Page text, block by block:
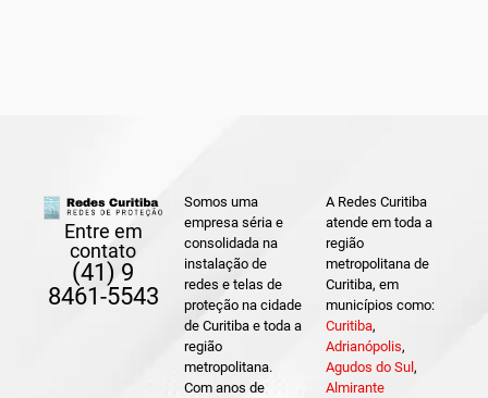
Entre em
contato
(41) 9
8461-5543
Somos uma
empresa séria e
consolidada na
instalação de
redes e telas de
proteção na cidade
de Curitiba e toda a
região
metropolitana.
Com anos de
A Redes Curitiba
atende em toda a
região
metropolitana de
Curitiba, em
municípios como:
Curitiba,
Adrianópolis,
Agudos do Sul ,
Almirante